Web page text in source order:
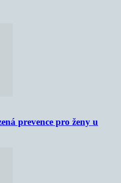
prevence pro ženy u